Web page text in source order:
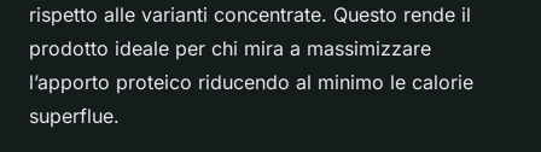
rispetto alle varianti concentrate. Questo rende il
prodotto ideale per chi mira a massimizzare
l’apporto proteico riducendo al minimo le calorie
superflue.